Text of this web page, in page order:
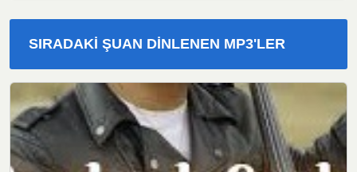
SIRADAKI ŞUAN DINLENEN MP3'LER